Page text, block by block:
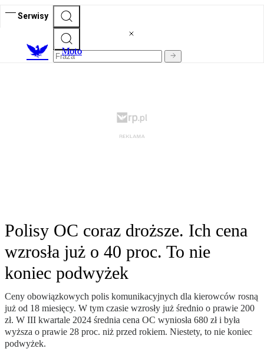
Serwisy
Moto
Polisy OC coraz droższe. Ich cena
wzrosła już o 40 proc. To nie
koniec podwyżek
Ceny obowiązkowych polis komunikacyjnych dla kierowców rosną
już od 18 miesięcy. W tym czasie wzrosły już średnio o prawie 200
zł. W III kwartale 2024 średnia cena OC wyniosła 680 zł i była
wyższa o prawie 28 proc. niż przed rokiem. Niestety, to nie koniec
podwyżek.